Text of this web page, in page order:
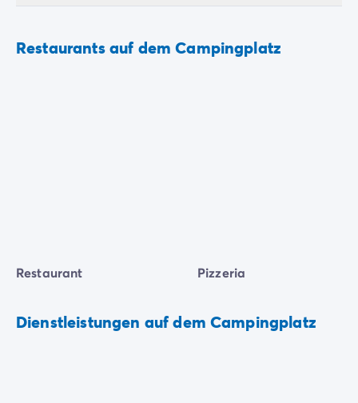
Restaurants auf dem Campingplatz
Restaurant Pizzeria
Dienstleistungen auf dem Campingplatz